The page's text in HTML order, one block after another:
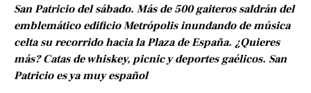
San Patricio del sábado. Más de 500 gaiteros saldrán del
emblemático edificio Metrópolis inundando de música
celta su recorrido hacia la Plaza de España. ¿Quieres
más? Catas de whiskey, picnic y deportes gaélicos. San
Patricio es ya muy español